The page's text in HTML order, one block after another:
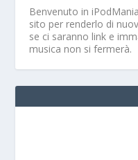
Benvenuto in
sito per renderlo di
se ci saranno link e
musica non si fermerà.